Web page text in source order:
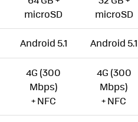
microSD
microSD
Android 5.1 Android 5.1
4G (300
Mbps)
+ NFC
4G (300
Mbps)
+ NFC